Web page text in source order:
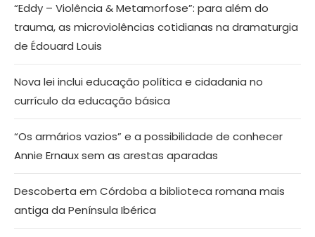
“Eddy – Violência & Metamorfose”: para além do
trauma, as microviolências cotidianas na dramaturgia
de Édouard Louis
Nova lei inclui educação política e cidadania no
currículo da educação básica
“Os armários vazios” e a possibilidade de conhecer
Annie Ernaux sem as arestas aparadas
Descoberta em Córdoba a biblioteca romana mais
antiga da Península Ibérica